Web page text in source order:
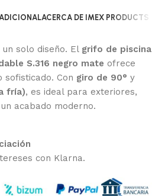
ACERCA DE IMEX PRODUCTS
solo diseño. El grifo de piscina
S.316 negro mate ofrece
Con giro de 90° y
fría), es ideal para exteriores,
acabado moderno.
con Klarna.